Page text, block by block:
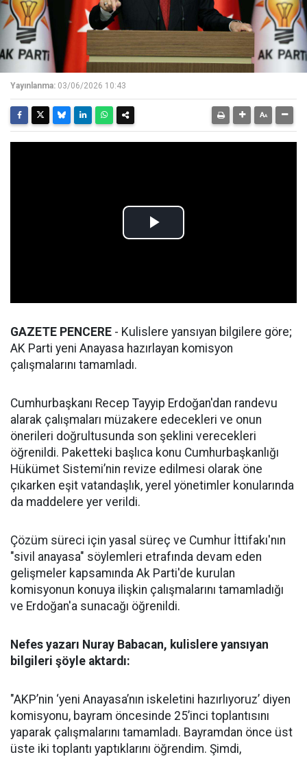
Yayınlanma: 03/06/2026 10:43
GAZETE PENCERE - Kulislere yansıyan bilgilere göre;
AK Parti yeni Anayasa hazırlayan komisyon
çalışmalarını tamamladı.
Cumhurbaşkanı Recep Tayyip Erdoğan'dan randevu
alarak çalışmaları müzakere edecekleri ve onun
önerileri doğrultusunda son şeklini verecekleri
öğrenildi. Paketteki başlıca konu Cumhurbaşkanlığı
Hükümet Sistemi’nin revize edilmesi olarak öne
çıkarken eşit vatandaşlık, yerel yönetimler konularında
da maddelere yer verildi.
Çözüm süreci için yasal süreç ve Cumhur İttifakı'nın
"sivil anayasa" söylemleri etrafında devam eden
gelişmeler kapsamında Ak Parti'de kurulan
komisyonun konuya ilişkin çalışmalarını tamamladığı
ve Erdoğan'a sunacağı öğrenildi.
Nefes yazarı Nuray Babacan, kulislere yansıyan
bilgileri şöyle aktardı:
"AKP’nin ‘yeni Anayasa’nın iskeletini hazırlıyoruz’ diyen
komisyonu, bayram öncesinde 25’inci toplantısını
yaparak çalışmalarını tamamladı. Bayramdan önce üst
üste iki toplantı yaptıklarını öğrendim. Şimdi,